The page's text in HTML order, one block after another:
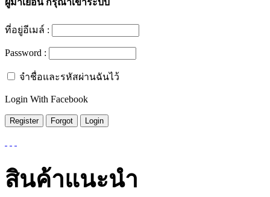
ที่อยู่อีเมล์ :
Password :
จำชื่อและรหัสผ่านฉันไว้
Login With Facebook
สินค้าแนะนำ